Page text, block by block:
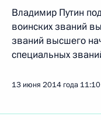
Владимир Путин
воинских званий
званий высшего
специальных
13 июня 2014 года 11:10